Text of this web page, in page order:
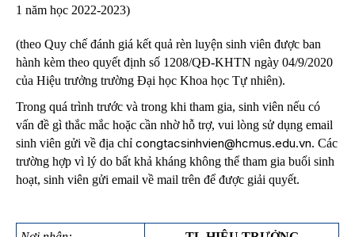
1 năm học 2022-2023)
(theo Quy chế đánh giá kết quả rèn luyện sinh viên được ban
hành kèm theo quyết định số 1208/QĐ-KHTN ngày 04/9/2020
của Hiệu trưởng trường Đại học Khoa học Tự nhiên).
Trong quá trình trước và trong khi tham gia, sinh viên nếu có
vấn đề gì thắc mắc hoặc cần nhờ hỗ trợ, vui lòng sử dụng email
sinh viên gửi về địa chỉ congtacsinhvien@hcmus.edu.vn. Các
trường hợp vì lý do bất khả kháng không thể tham gia buổi sinh
hoạt, sinh viên gửi email về mail trên để được giải quyết.